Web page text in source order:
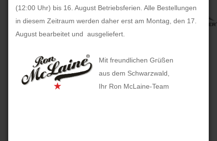
(12:00 Uhr) bis 16. August Betriebsferien. Alle Bestellungen
in diesem Zeitraum werden daher erst am Montag, den 17.
August bearbeitet und ausgeliefert.
Mit freundlichen Grüßen
aus dem Schwarzwald,
Ihr Ron McLaine-Team